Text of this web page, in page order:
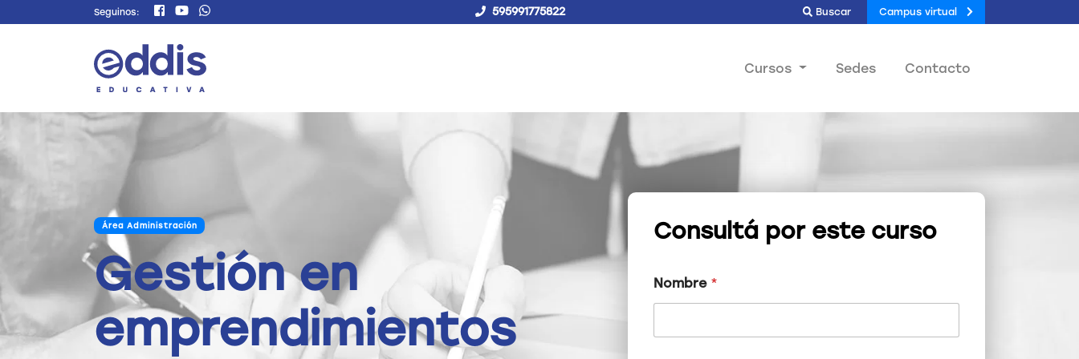
Seguinos: 595991775822 Buscar Campus virtual
Cursos Sedes Contacto
Área Administración
Gestión en
emprendimientos
Consultá por este curso
Nombre *